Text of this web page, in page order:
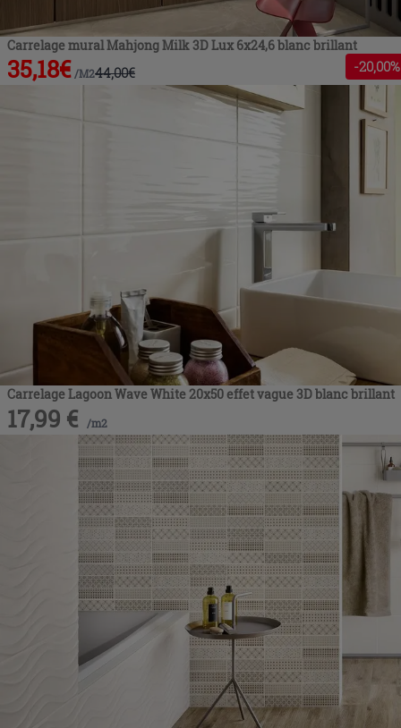
Carrelage mural Mahjong Milk 3D Lux 6x24,6 blanc brillant
35,18€ /M244,00€ -20,00%
Carrelage Lagoon Wave White 20x50 effet vague 3D blanc brillant
17,99 € /m2